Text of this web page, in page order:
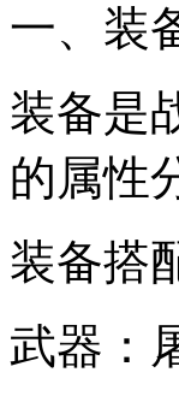
一、装
装备是
的属性
装备搭
武器：